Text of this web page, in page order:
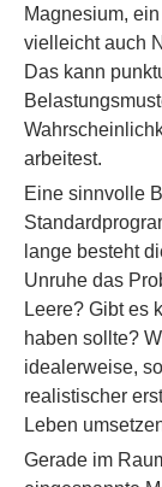
Magnesium,
vielleicht auch
Das kann
arbeitest.
Eine sinnvolle
lange besteht
Unruhe das
Leere? Gibt es
haben sollte?
idealerweise,
realistischer
Leben
Gerade im